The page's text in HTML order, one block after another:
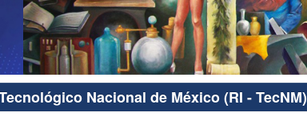
Nacional de México (RI - TecNM)